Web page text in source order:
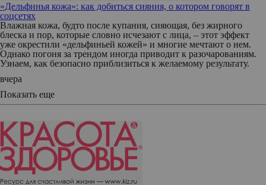
«Дельфинья кожа»: как добиться сияния, о котором говорят в
соцсетях
Влажная кожа, будто после купания, сияющая, без жирного
блеска и пор, которые словно исчезают с лица, – этот эффект
уже окрестили «дельфиньей кожей» и многие мечтают о нем.
Однако погоня за трендом иногда приводит к разочарованиям.
Узнаем, как безопасно приблизиться к желаемому результату.
вчера
Показать еще